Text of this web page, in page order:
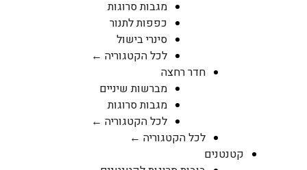
מגבות סרוגות
כפפות לתנור
סינרי בישול
לכל הקטגוריה ←
חדר רחצה
מברשות שיניים
מגבות סרוגות
לכל הקטגוריה ←
לכל הקטגוריה ←
קטנטנים